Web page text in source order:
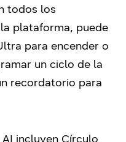
todos los
plataforma, puede
para encender o
un ciclo de la
recordatorio para
incluyen Círculo